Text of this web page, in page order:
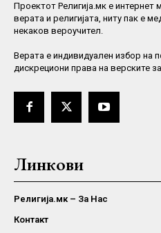
Проектот Религија.мк е интернет
верата и религијата, ниту пак е
некаков вероучител.
Верaта е индивидуален избор на
дискрециони права на верските
Линкови
Религија.мк – За Нас
Контакт